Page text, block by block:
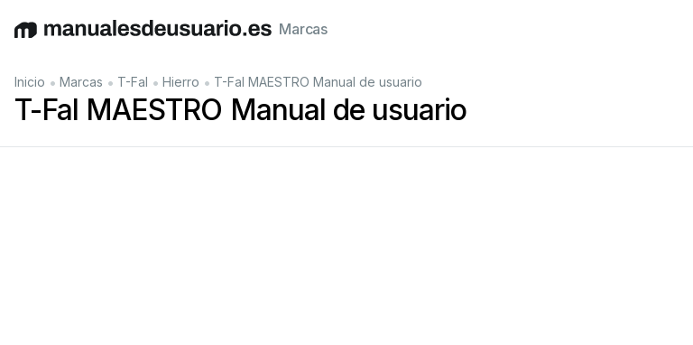
EnglishDeutschEspañolItaliano Français
Marcas
Inicio • Marcas • T-Fal • Hierro • T-Fal MAESTRO Manual de usuario
T-Fal MAESTRO Manual de usuario